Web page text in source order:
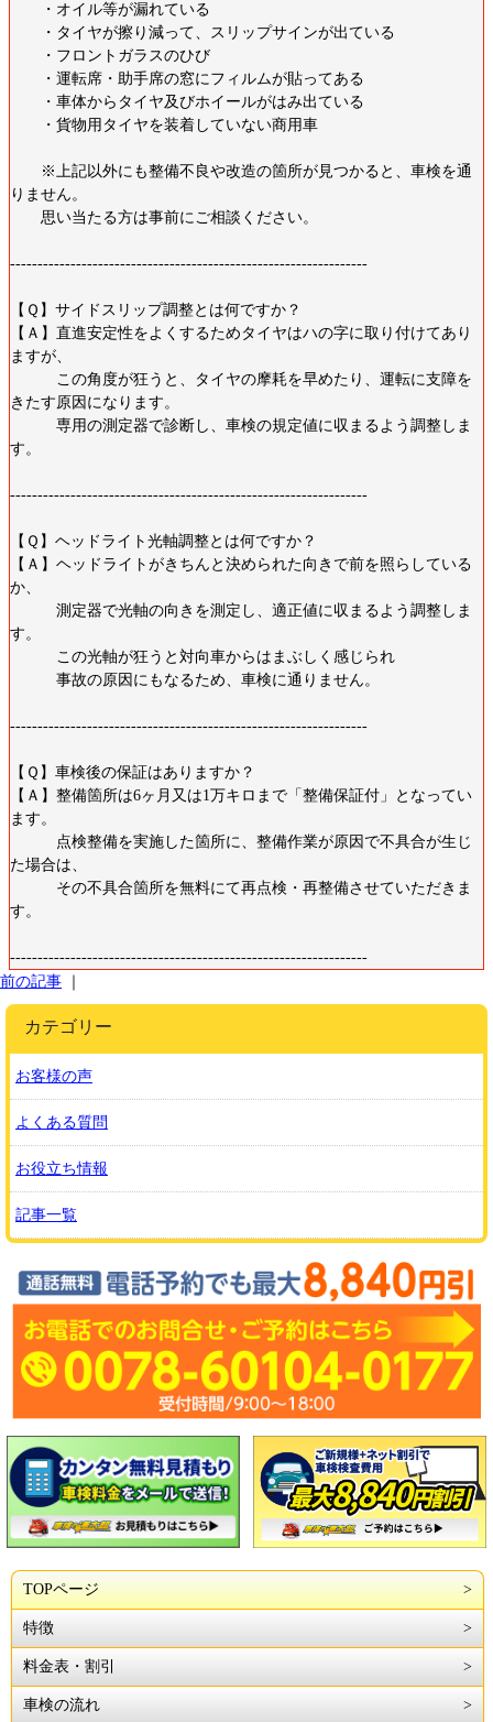
・オイル等が漏れている
・タイヤが擦り減って、スリップサインが出ている
・フロントガラスのひび
・運転席・助手席の窓にフィルムが貼ってある
・車体からタイヤ及びホイールがはみ出ている
・貨物用タイヤを装着していない商用車
※上記以外にも整備不良や改造の箇所が見つかると、車検を通
りません。
思い当たる方は事前にご相談ください。
-----------------------------------------------------------------
【Ｑ】サイドスリップ調整とは何ですか？
【Ａ】直進安定性をよくするためタイヤはハの字に取り付けてあり
ますが、
この角度が狂うと、タイヤの摩耗を早めたり、運転に支障を
きたす原因になります。
専用の測定器で診断し、車検の規定値に収まるよう調整しま
す。
-----------------------------------------------------------------
【Ｑ】ヘッドライト光軸調整とは何ですか？
【Ａ】ヘッドライトがきちんと決められた向きで前を照らしている
か、
測定器で光軸の向きを測定し、適正値に収まるよう調整しま
す。
この光軸が狂うと対向車からはまぶしく感じられ
事故の原因にもなるため、車検に通りません。
-----------------------------------------------------------------
【Ｑ】車検後の保証はありますか？
【Ａ】整備箇所は6ヶ月又は1万キロまで「整備保証付」となってい
ます。
点検整備を実施した箇所に、整備作業が原因で不具合が生じ
た場合は、
その不具合箇所を無料にて再点検・再整備させていただきま
す。
-----------------------------------------------------------------
前の記事
カテゴリー
お客様の声
よくある質問
お役立ち情報
記事一覧
TOPページ
特徴
料金表・割引
車検の流れ